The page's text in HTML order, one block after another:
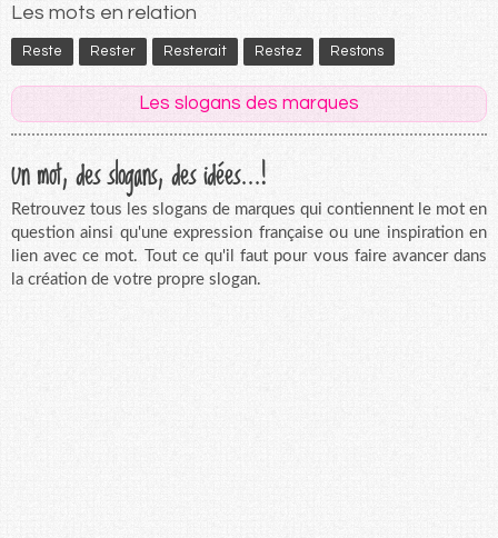
Les mots en relation
Reste Rester Resterait Restez Restons
Les slogans des marques
Un mot, des slogans, des idées...!
Retrouvez tous les slogans de marques qui contiennent le mot en
question ainsi qu'une expression française ou une inspiration en
lien avec ce mot. Tout ce qu'il faut pour vous faire avancer dans
la création de votre propre slogan.